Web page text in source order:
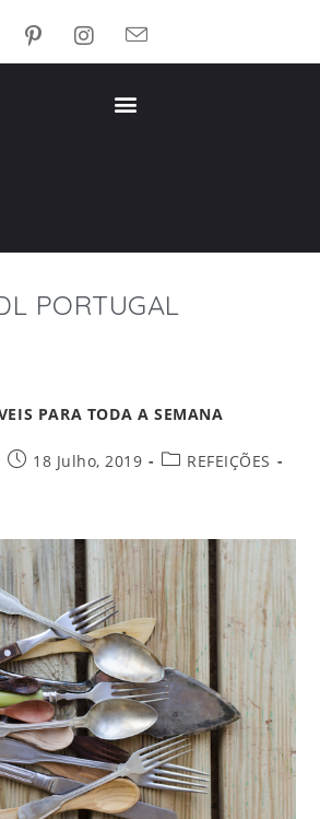
PORTUGAL
PARA TODA A SEMANA
18 Julho, 2019
REFEIÇÕES